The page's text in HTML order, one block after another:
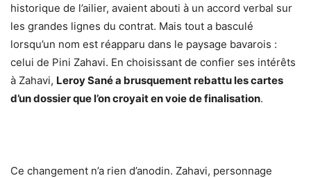
historique de l’ailier, avaient abouti à un accord verbal sur
les grandes lignes du contrat. Mais tout a basculé
lorsqu’un nom est réapparu dans le paysage bavarois :
celui de Pini Zahavi. En choisissant de confier ses intérêts
à Zahavi, Leroy Sané a brusquement rebattu les cartes
d’un dossier que l’on croyait en voie de finalisation.
Ce changement n’a rien d’anodin. Zahavi, personnage